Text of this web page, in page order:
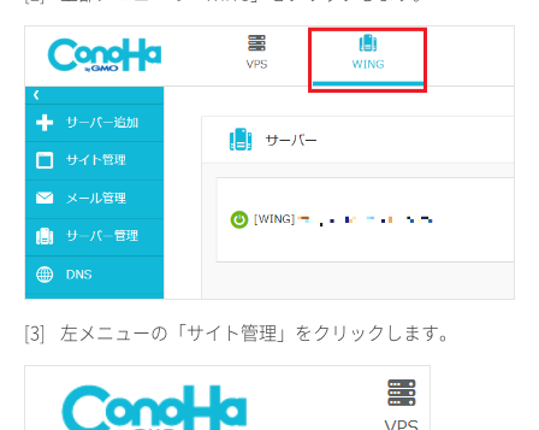
[3] 左メニューの「サイト管理」をクリックします。